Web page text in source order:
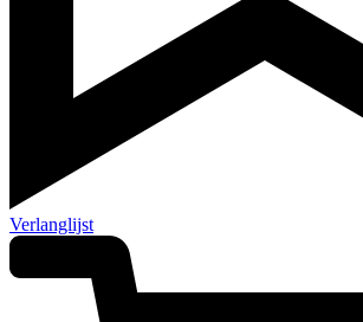
Verlanglijst